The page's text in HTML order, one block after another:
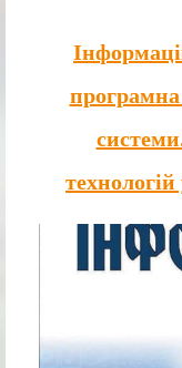
програмна